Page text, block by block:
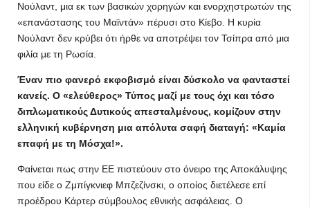
Νούλαντ, μια εκ των βασικών χορηγών και ενορχηστρωτών της
«επανάστασης του Μαϊντάν» πέρυσι στο Κίεβο. Η κυρία
Νούλαντ δεν κρύβει ότι ήρθε να αποτρέψει τον Τσίπρα από μια
φιλία με τη Ρωσία.
Έναν πιο φανερό εκφοβισμό είναι δύσκολο να φανταστεί
κανείς. Ο «ελεύθερος» Τύπος μαζί με τους όχι και τόσο
διπλωματικούς Δυτικούς απεσταλμένους, κομίζουν στην
ελληνική κυβέρνηση μια απόλυτα σαφή διαταγή: «Καμία
επαφή με τη Μόσχα!».
Φαίνεται πως στην ΕΕ πιστεύουν στο όνειρο της Αποκάλυψης
που είδε ο Ζμπίγκνιεφ Μπζεζίνσκι, ο οποίος διετέλεσε επί
προέδρου Κάρτερ σύμβουλος εθνικής ασφάλειας. Ο